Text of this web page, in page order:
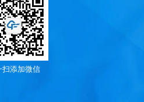
扫添加微信